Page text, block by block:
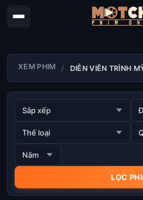
XEM PHIM DIỄN VIÊN TRÌNH